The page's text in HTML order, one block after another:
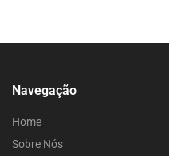
Navegação
Home
Sobre Nós